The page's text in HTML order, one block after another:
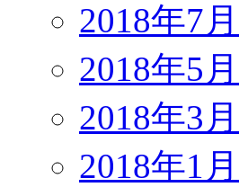
2018年7月
2018年5月
2018年3月
2018年1月